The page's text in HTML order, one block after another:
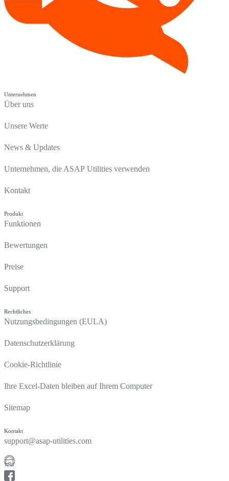
Unternehmen
Über uns
Unsere Werte
News & Updates
Unternehmen, die ASAP Utilities verwenden
Kontakt
Produkt
Funktionen
Bewertungen
Preise
Support
Rechtliches
Nutzungsbedingungen (EULA)
Datenschutzerklärung
Cookie-Richtlinie
Ihre Excel-Daten bleiben auf Ihrem Computer
Sitemap
Kontakt
support@asap-utilities.com